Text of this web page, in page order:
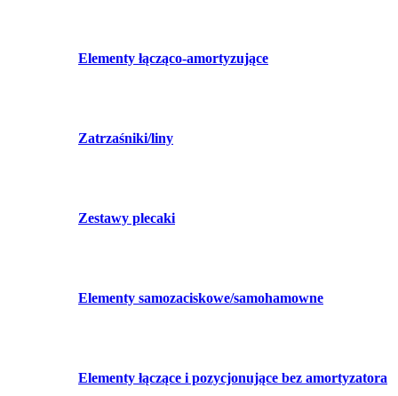
Elementy łącząco-amortyzujące
Zatrzaśniki/liny
Zestawy plecaki
Elementy samozaciskowe/samohamowne
Elementy łączące i pozycjonujące bez amortyzatora